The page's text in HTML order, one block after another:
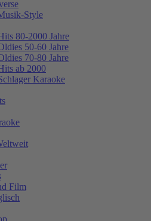
Style
80-2000 Jahre
50-60 Jahre
70-80 Jahre
ab 2000
Karaoke
Film